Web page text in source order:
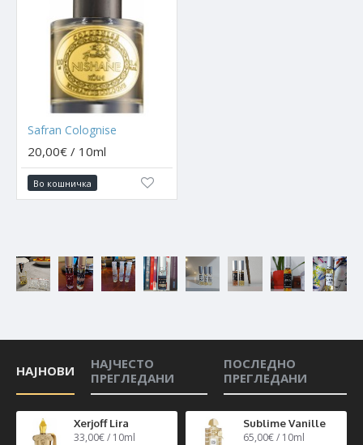
Safran Colognise
20,00€ / 10ml
Во кошничка
НАЈНОВИ
НАЈЧЕСТО
ПРЕГЛЕДАНИ
ПОСЛЕДНО
ПРЕГЛЕДАНИ
Xerjoff Lira
33,00€ / 10ml
Sublime Vanille
65,00€ / 10ml